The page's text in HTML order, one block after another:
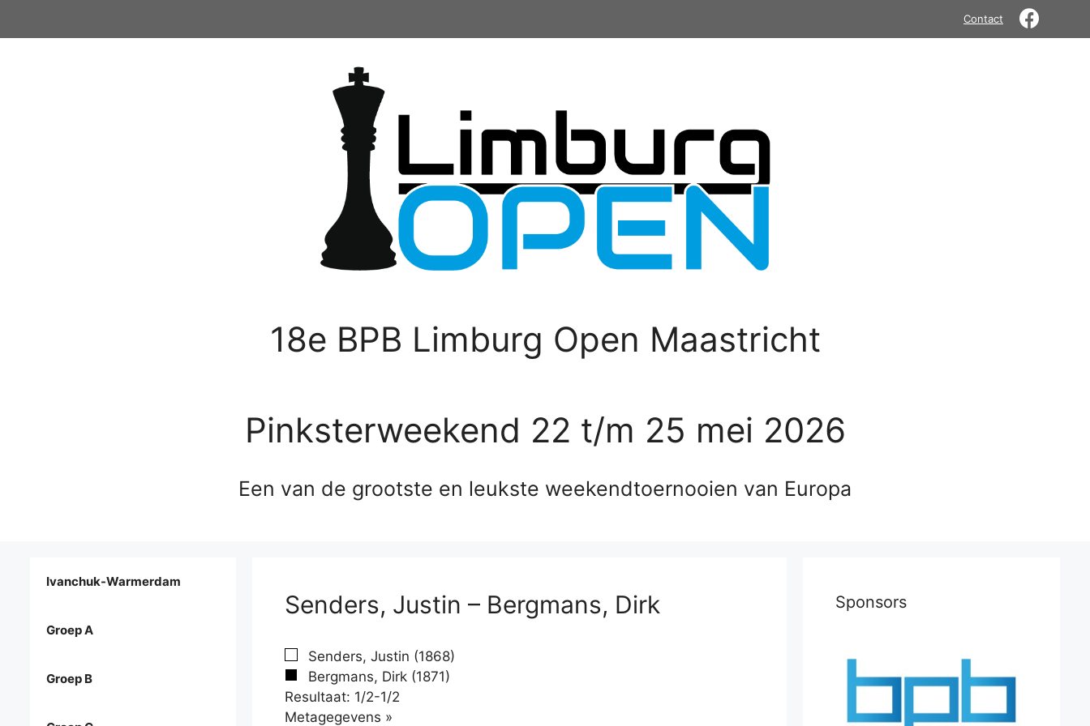
Contact
18e BPB Limburg Open Maastricht
Pinksterweekend 22 t/m 25 mei 2026
Een van de grootste en leukste weekendtoernooien van Europa
Senders, Justin – Bergmans, Dirk
Senders, Justin (1868)
Bergmans, Dirk (1871)
Resultaat: 1/2-1/2
Metagegevens »
Ivanchuk-Warmerdam
Groep A
Groep B
Sponsors